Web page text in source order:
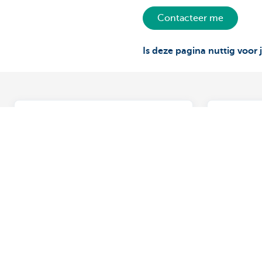
Contacteer me
Is deze pagina nuttig voor